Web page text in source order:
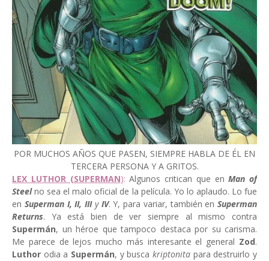
POR MUCHOS AÑOS QUE PASEN, SIEMPRE HABLA DE ÉL EN
TERCERA PERSONA Y A GRITOS.
LEX LUTHOR (SUPERMAN):Algunos critican que en Man of
Steelno sea el malo oficial de la película. Yo lo aplaudo. Lo fue
en Superman I, II, IIIy IV. Y, para variar, también en Superman
Returns. Ya está bien de ver siempre al mismo contra
Supermán, un héroe que tampoco destaca por su carisma.
Me parece de lejos mucho más interesante el general Zod.
Luthor odia a Supermán, y busca kriptonita para destruirlo y